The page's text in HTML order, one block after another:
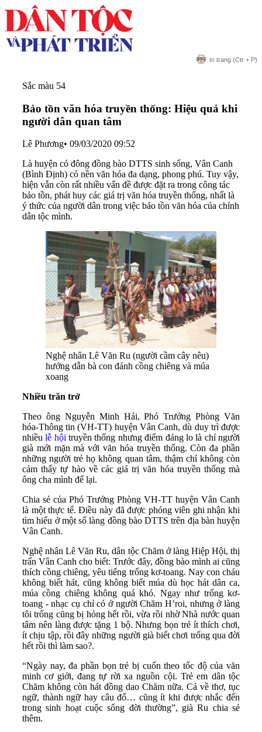
In trang (Ctr + P)
Sắc màu 54
Bảo tồn văn hóa truyền thống: Hiệu quả khi
người dân quan tâm
Lê Phương• 09/03/2020 09:52
Là huyện có đông đồng bào DTTS sinh sống, Vân Canh
(Bình Định) có nền văn hóa đa dạng, phong phú. Tuy vậy,
hiện vẫn còn rất nhiều vấn đề được đặt ra trong công tác
bảo tồn, phát huy các giá trị văn hóa truyền thống, nhất là
ý thức của người dân trong việc bảo tồn văn hóa của chính
dân tộc mình.
Nghệ nhân Lê Văn Ru (người cầm cây nêu)
hướng dẫn bà con đánh cồng chiêng và múa
xoang
Nhiều trăn trở
Theo ông Nguyễn Minh Hải, Phó Trưởng Phòng Văn
hóa-Thông tin (VH-TT) huyện Vân Canh, dù duy trì được
nhiềulễ hội truyền thống nhưng điểm đáng lo là chỉ người
già mới mặn mà với văn hóa truyền thống. Còn đa phần
những người trẻ họ không quan tâm, thậm chí không còn
cảm thấy tự hào về các giá trị văn hóa truyền thống mà
ông cha mình để lại.
Chia sẻ của Phó Trưởng Phòng VH-TT huyện Vân Canh
là một thực tế. Điều này đã được phóng viên ghi nhận khi
tìm hiểu ở một số làng đồng bào DTTS trên địa bàn huyện
Vân Canh.
Nghệ nhân Lê Văn Ru, dân tộc Chăm ở làng Hiệp Hội, thị
trấn Vân Canh cho biết: Trước đây, đồng bào mình ai cũng
thích cồng chiêng, yêu tiếng trống kơ-toang. Nay con cháu
không biết hát, cũng không biết múa dù học hát dân ca,
múa cồng chiêng không quá khó. Ngay như trống kơ-
toang - nhạc cụ chỉ có ở người Chăm H’roi, nhưng ở làng
tôi trống cũng bị hỏng hết rồi, vừa rồi nhờ Nhà nước quan
tâm nên làng được tặng 1 bộ. Nhưng bọn trẻ ít thích chơi,
ít chịu tập, rồi đây những người già biết chơi trống qua đời
hết rồi thì làm sao?.
“Ngày nay, đa phần bọn trẻ bị cuốn theo tốc độ của văn
minh cơ giới, đang tự rời xa nguồn cội. Trẻ em dân tộc
Chăm không còn hát đồng dao Chăm nữa. Cả về thơ, tục
ngữ, thành ngữ hay câu đố… cũng ít khi được nhắc đến
trong sinh hoạt cuộc sống đời thường”, già Ru chia sẻ
thêm.